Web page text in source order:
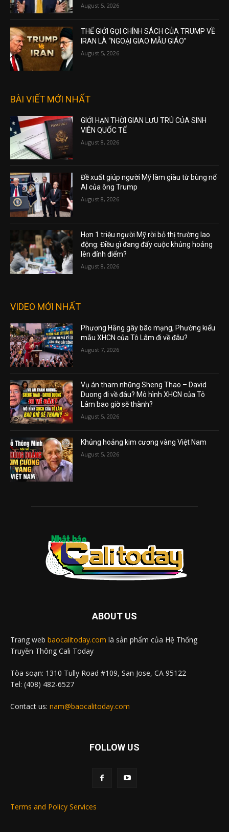
August 5, 2026
THẾ GIỚI GỌI CHÍNH SÁCH CỦA TRUMP VỀ
IRAN LÀ “NGOẠI GIAO MẪU GIÁO”
August 5, 2026
BÀI VIẾT MỚI NHẤT
GIỚI HẠN THỜI GIAN LƯU TRÚ CỦA SINH
VIÊN QUỐC TẾ
August 8, 2026
Đề xuất giúp người Mỹ làm giàu từ bùng nổ
AI của ông Trump
August 8, 2026
Hơn 1 triệu người Mỹ rời bỏ thị trường lao
động: Điều gì đang đẩy cuộc khủng hoảng
lên đỉnh điểm?
August 8, 2026
VIDEO MỚI NHẤT
Phương Hằng gây bão mạng, Phường kiểu
mẫu XHCN của Tô Lâm đi về đâu?
August 7, 2026
Vụ án tham nhũng Sheng Thao – David
Duong đi về đâu? Mô hình XHCN của Tô
Lâm bao giờ sẽ thành?
August 5, 2026
Khủng hoảng kim cương vàng Việt Nam
August 5, 2026
ABOUT US
Trang web baocalitoday.com là sản phẩm của Hệ Thống
Truyền Thông Cali Today
Tòa soạn: 1310 Tully Road #109, San Jose, CA 95122
Tel: (408) 482-6527
Contact us: nam@baocalitoday.com
FOLLOW US
Terms and Policy Services